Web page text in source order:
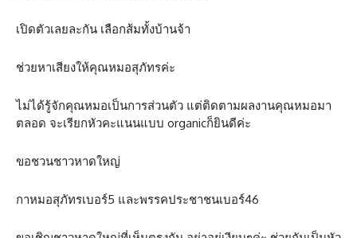
เปิดตัวเลยละกัน เลือกส้มทั้งบ้านจ้า
ช่วยหาเสียงให้คุณหมอสุภัทรค่ะ
ไม่ได้รู้จักคุณหมอเป็นการส่วนตัว แต่ติดตามผลงานคุณหมอมา
ตลอด จะเรียกหัวคะแนนแบบ organicก็ยินดีค่ะ
ขอชวนชาวหาดใหญ่
กาหมอสุภัทรเบอร์5 และพรรคประชาชนเบอร์46